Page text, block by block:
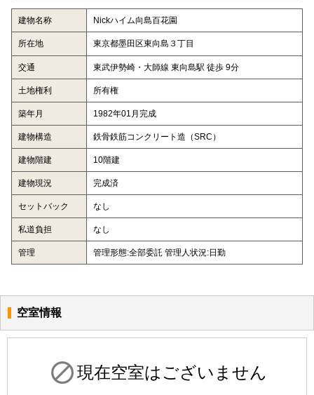
建物名称 Nickハイム向島百花園
所在地 東京都墨田区東向島３丁目
交通 東武伊勢崎・大師線 東向島駅 徒歩 9分
土地権利 所有権
築年月 1982年01月完成
建物構造 鉄骨鉄筋コンクリート造（SRC）
建物階建 10階建
建物現況 完成済
セットバック なし
私道負担 なし
管理 管理形態:全部委託 管理人状況:日勤
空室情報
現在空室はございません